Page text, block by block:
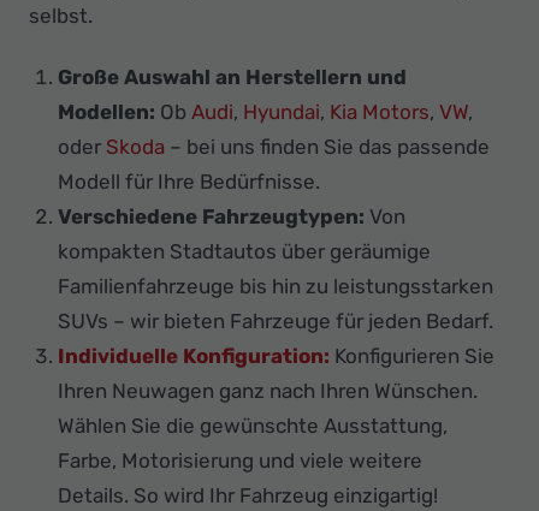
selbst.
Große Auswahl an Herstellern und
Modellen: Ob Audi, Hyundai, Kia Motors, VW,
oder Skoda – bei uns finden Sie das passende
Modell für Ihre Bedürfnisse.
Verschiedene Fahrzeugtypen: Von
kompakten Stadtautos über geräumige
Familienfahrzeuge bis hin zu leistungsstarken
SUVs – wir bieten Fahrzeuge für jeden Bedarf.
Individuelle Konfiguration: Konfigurieren Sie
Ihren Neuwagen ganz nach Ihren Wünschen.
Wählen Sie die gewünschte Ausstattung,
Farbe, Motorisierung und viele weitere
Details. So wird Ihr Fahrzeug einzigartig!